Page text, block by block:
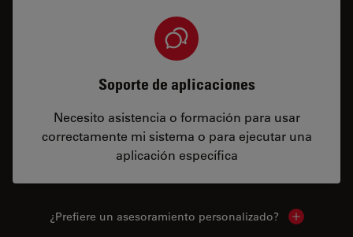
Soporte de aplicaciones
Necesito asistencia o formación para usar
correctamente mi sistema o para ejecutar una
aplicación específica
¿Prefiere un asesoramiento personalizado? Show local